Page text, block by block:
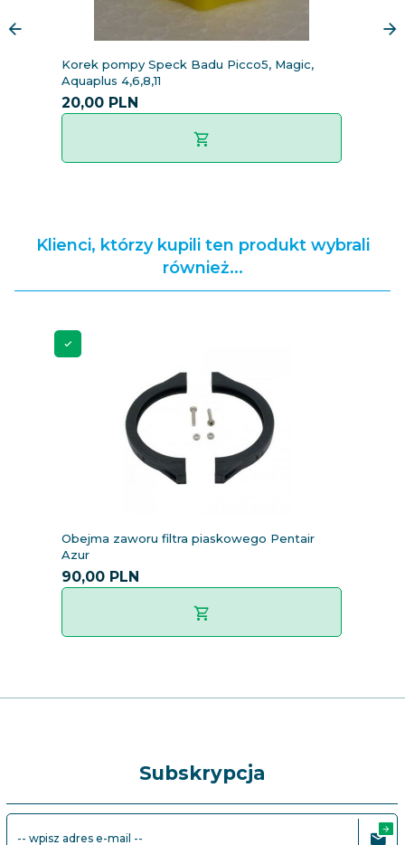
Korek pompy Speck Badu Picco5, Magic,
Aquaplus 4,6,8,11
20,00 PLN
Klienci, którzy kupili ten produkt wybrali
również...
Obejma zaworu filtra piaskowego Pentair
Azur
90,00 PLN
Subskrypcja
-- wpisz adres e-mail --